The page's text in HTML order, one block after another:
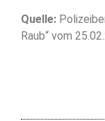
Quelle:
Raub“ vom